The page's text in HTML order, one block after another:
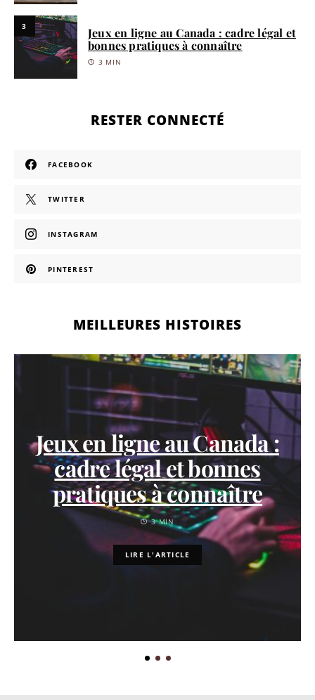
3
Jeux en ligne au Canada : cadre légal et
bonnes pratiques à connaître
3 MIN
RESTER CONNECTÉ
FACEBOOK
TWITTER
INSTAGRAM
PINTEREST
MEILLEURES HISTOIRES
Jeux en ligne au Canada :
cadre légal et bonnes
pratiques à connaître
3 MIN
LIRE L'ARTICLE